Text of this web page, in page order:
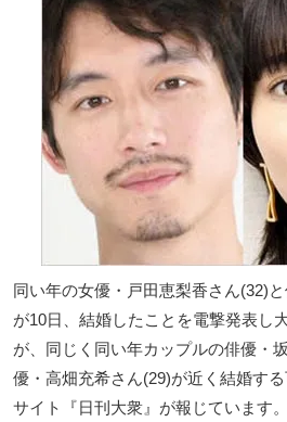
同い年の女優・戸田恵梨香さん(32)
が10日、結婚したことを電撃発表し
が、同じく同い年カップルの俳優・
優・高畑充希さん(29)が近く結婚す
サイト『日刊大衆』が報じています。